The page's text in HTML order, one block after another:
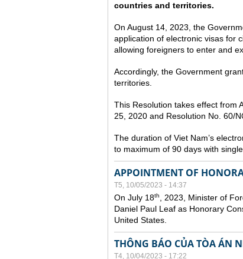
countries and territories.
On August 14, 2023, the
application of electronic visas for
allowing foreigners to enter and
Accordingly, the Government
territories.
This Resolution takes effect from
25, 2020 and Resolution No. 60/
The duration of Viet Nam’s
to maximum of 90 days with
APPOINTMENT OF
T5, 10/05/2023 - 14:37
On July 18th
, 2023, Minister of
Daniel Paul Leaf as Honorary
United States.
THÔNG BÁO CỦA TÒA ÁN
T4, 10/04/2023 - 17:22